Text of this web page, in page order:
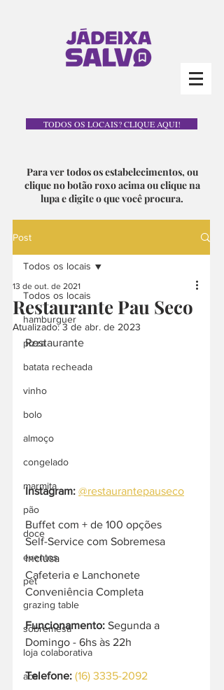
TODOS OS LOCAIS? CLIQUE AQUI!
Para ver todos os estabelecimentos, ou
clique no botão roxo acima ou clique na
lupa e digite o que você procura.
Post
Todos os locais
hamburguer
pizza
batata recheada
vinho
bolo
almoço
congelado
marmita
pão
doce
eventos
pet
grazing table
sobremesa
loja colaborativa
acai
Todos os locais
Restaurante Pau Seco
13 de out. de 2021
Atualizado:3 de abr. de 2023
Restaurante
Instagram: @restaurantepauseco
Buffet com + de 100 opções
Self-Service com Sobremesa
Inclusa
Cafeteria e Lanchonete
Conveniência Completa
Funcionamento: Segunda a
Domingo - 6hs às 22h
Telefone: (16) 3335-2092